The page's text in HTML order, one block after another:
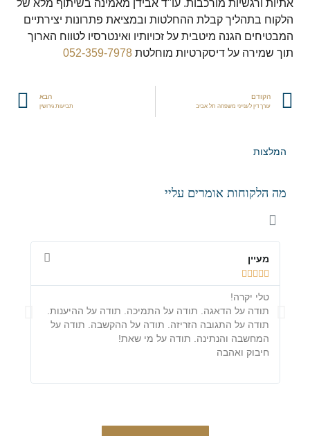
אתיות ורגשיות מורכבות. עו"ד אבידן מאמינה בשיתוף מלא של
הלקוח בתהליך קבלת ההחלטות ובמציאת פתרונות יצירתיים
המבטיחים הגנה מיטבית על זכויותיו ואינטרסיו לטווח הארוך
תוך שמירה על דיסקרטיות מוחלטת 052-359-7978
הקודם
עורך דין לענייני משפחה תל אביב
הבא
תביעות גירושין
המלצות
מה הלקוחות אומרים עליי
מעיין





טלי יקרה!
תודה על הדאגה. תודה על התמיכה. תודה על ההיענות.
תודה על התגובה הזריזה. תודה על ההקשבה. תודה על
המחשבה והנתינה. תודה על מי שאת!
חיבוק ואהבה